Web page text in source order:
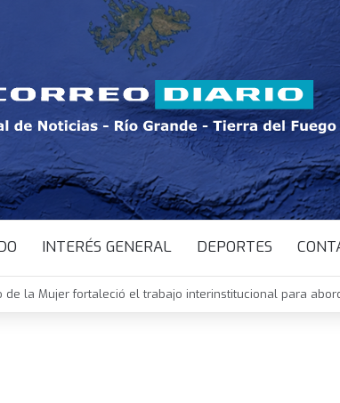
INTERÉS GENERAL DEPORTES
asumió como nueva jueza del Juzgado de Familia y